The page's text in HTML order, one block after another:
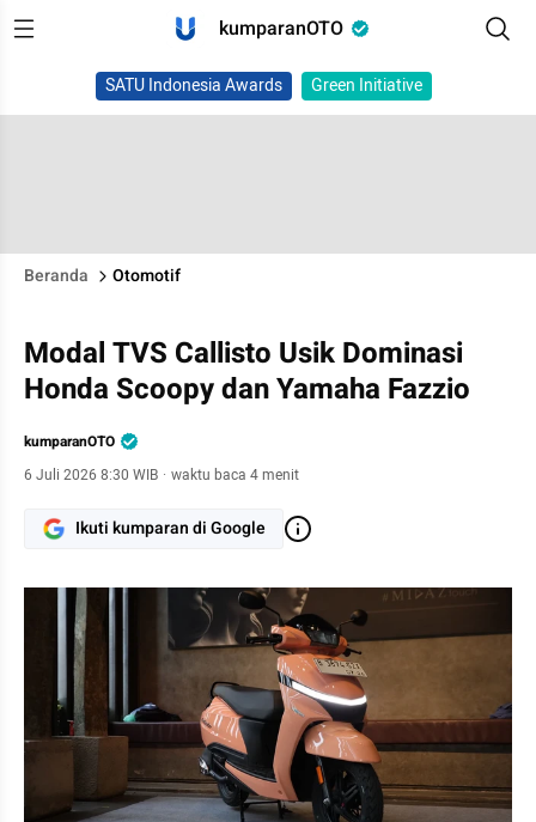
kumparanOTO
SATU Indonesia Awards Green Initiative
Beranda Otomotif
Modal TVS Callisto Usik Dominasi
Honda Scoopy dan Yamaha Fazzio
kumparanOTO
6 Juli 2026 8:30 WIB · waktu baca 4 menit
Ikuti kumparan di Google